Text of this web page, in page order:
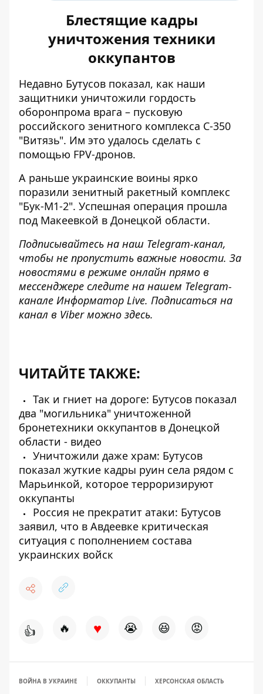
Блестящие кадры
уничтожения техники
оккупантов
Недавно Бутусов показал, как наши
защитники уничтожили гордость
оборонпрома врага – пусковую
российского зенитного комплекса С-350
"Витязь". Им это удалось сделать с
помощью FPV-дронов.
А раньше украинские воины ярко
поразили зенитный ракетный комплекс
"Бук-М1-2". Успешная операция прошла
под Макеевкой в ​​Донецкой области.
Подписывайтесь на наш Telegram-канал,
чтобы не пропустить важные новости. За
новостями в режиме онлайн прямо в
мессенджере следите на нашем Telegram-
канале Информатор Live. Подписаться на
канал в Viber можно здесь.
ЧИТАЙТЕ ТАКЖЕ:
Так и гниет на дороге: Бутусов показал
два "могильника" уничтоженной
бронетехники оккупантов в Донецкой
области - видео
Уничтожили даже храм: Бутусов
показал жуткие кадры руин села рядом с
Марьинкой, которое терроризируют
оккупанты
Россия не прекратит атаки: Бутусов
заявил, что в Авдеевке критическая
ситуация с пополнением состава
украинских войск
👍 🔥 ♥ 😭 😆 😡
ВОЙНА В УКРАИНЕ ОККУПАНТЫ ХЕРСОНСКАЯ ОБЛАСТЬ